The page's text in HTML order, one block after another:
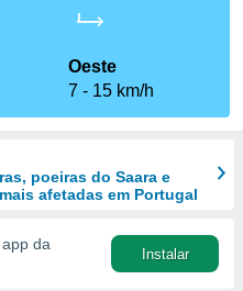
Oeste
7
15 km/h
poeiras do Saara e
afetadas em Portugal
da
Instalar